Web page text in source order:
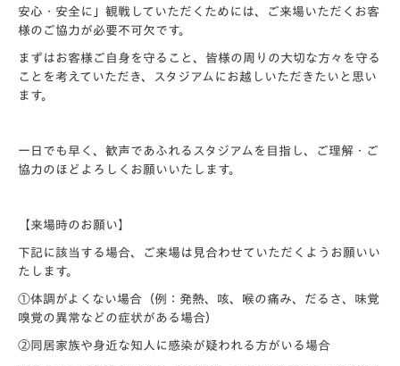
安心・安全に」観戦していただくためには、ご来場いただくお客
様のご協力が必要不可欠です。
まずはお客様ご自身を守ること、皆様の周りの大切な方々を守る
ことを考えていただき、スタジアムにお越しいただきたいと思い
ます。
一日でも早く、歓声であふれるスタジアムを目指し、ご理解・ご
協力のほどよろしくお願いいたします。
【来場時のお願い】
下記に該当する場合、ご来場は見合わせていただくようお願いい
たします。
①体調がよくない場合（例：発熱、咳、喉の痛み、だるさ、味覚
嗅覚の異常などの症状がある場合）
②同居家族や身近な知人に感染が疑われる方がいる場合